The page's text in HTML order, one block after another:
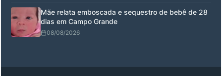
Mãe relata emboscada e sequestro de bebê de 28
dias em Campo Grande
08/08/2026